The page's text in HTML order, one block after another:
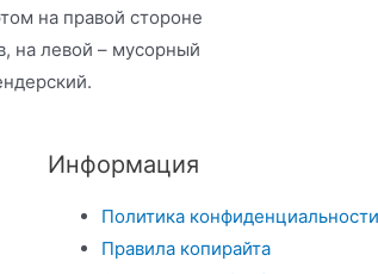
на правой стороне
на левой – мусорный
Информация
Политика конфиденциальности
Правила копирайта